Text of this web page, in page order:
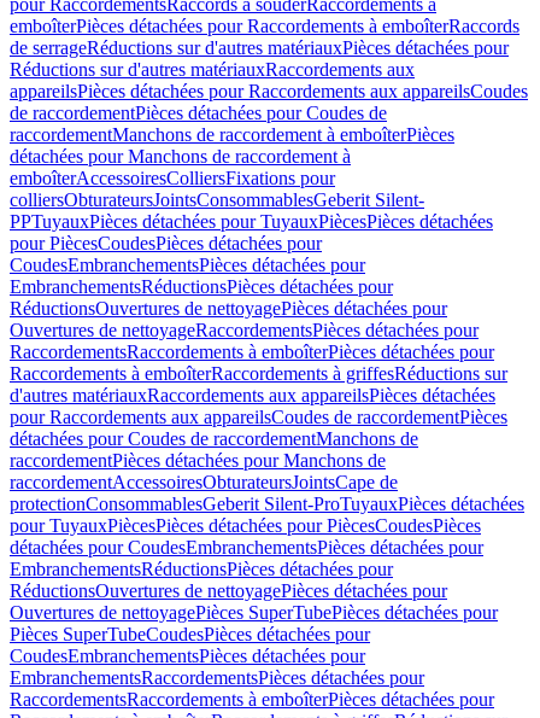
pour RaccordementsRaccords à souderRaccordements à
emboîterPièces détachées pour Raccordements à emboîterRaccords
de serrageRéductions sur d'autres matériauxPièces détachées pour
Réductions sur d'autres matériauxRaccordements aux
appareilsPièces détachées pour Raccordements aux appareilsCoudes
de raccordementPièces détachées pour Coudes de
raccordementManchons de raccordement à emboîterPièces
détachées pour Manchons de raccordement à
emboîterAccessoiresColliersFixations pour
colliersObturateursJointsConsommablesGeberit Silent-
PPTuyauxPièces détachées pour TuyauxPiècesPièces détachées
pour PiècesCoudesPièces détachées pour
CoudesEmbranchementsPièces détachées pour
EmbranchementsRéductionsPièces détachées pour
RéductionsOuvertures de nettoyagePièces détachées pour
Ouvertures de nettoyageRaccordementsPièces détachées pour
RaccordementsRaccordements à emboîterPièces détachées pour
Raccordements à emboîterRaccordements à griffesRéductions sur
d'autres matériauxRaccordements aux appareilsPièces détachées
pour Raccordements aux appareilsCoudes de raccordementPièces
détachées pour Coudes de raccordementManchons de
raccordementPièces détachées pour Manchons de
raccordementAccessoiresObturateursJointsCape de
protectionConsommablesGeberit Silent-ProTuyauxPièces détachées
pour TuyauxPiècesPièces détachées pour PiècesCoudesPièces
détachées pour CoudesEmbranchementsPièces détachées pour
EmbranchementsRéductionsPièces détachées pour
RéductionsOuvertures de nettoyagePièces détachées pour
Ouvertures de nettoyagePièces SuperTubePièces détachées pour
Pièces SuperTubeCoudesPièces détachées pour
CoudesEmbranchementsPièces détachées pour
EmbranchementsRaccordementsPièces détachées pour
RaccordementsRaccordements à emboîterPièces détachées pour